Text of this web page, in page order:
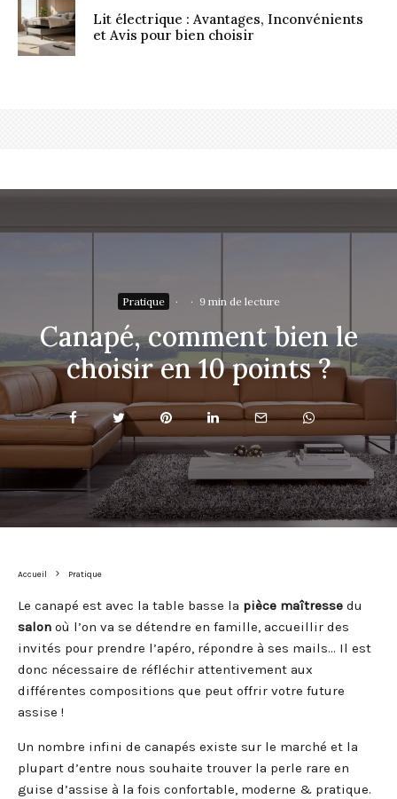
Lit électrique : Avantages, Inconvénients
et Avis pour bien choisir
Pratique · · 9 min de lecture
Canapé, comment bien le
choisir en 10 points ?
Accueil Pratique
Le canapé est avec la table basse la pièce maîtresse du
salon où l’on va se détendre en famille, accueillir des
invités pour prendre l’apéro, répondre à ses mails… Il est
donc nécessaire de réfléchir attentivement aux
différentes compositions que peut offrir votre future
assise !
Un nombre infini de canapés existe sur le marché et la
plupart d’entre nous souhaite trouver la perle rare en
guise d’assise à la fois confortable, moderne & pratique.